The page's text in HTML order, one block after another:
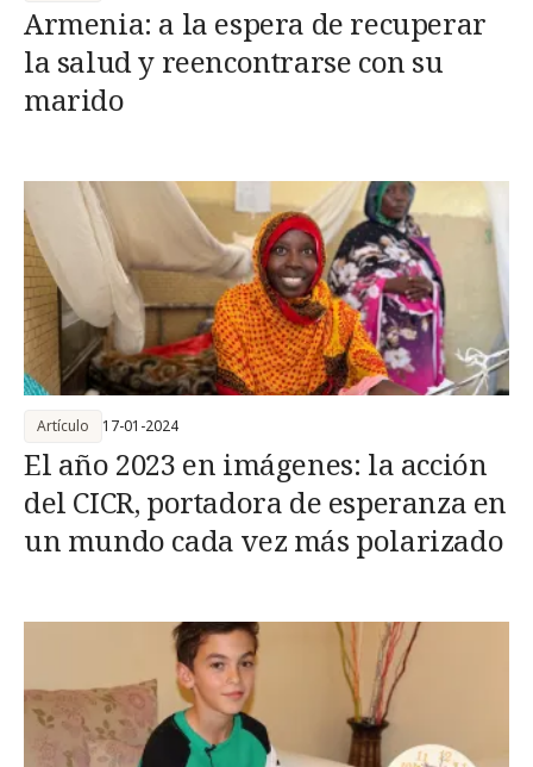
Armenia: a la espera de recuperar
la salud y reencontrarse con su
marido
El año 2023 en imágenes: la acción
del CICR, portadora de esperanza en
un mundo cada vez más polarizado
Artículo 17-01-2024